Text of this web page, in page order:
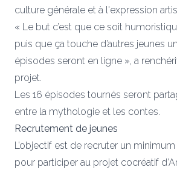
culture générale et à l'expression
« Le but c’est que ce soit
puis que ça touche d’autres jeunes
épisodes seront en ligne », a
projet.
Les 16 épisodes tournés seront
entre la mythologie et les contes.
Recrutement de jeunes
L’objectif est de recruter un
pour participer au projet cocréatif